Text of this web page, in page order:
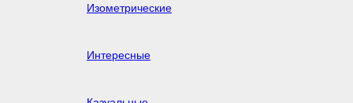
Изометрические
Интересные